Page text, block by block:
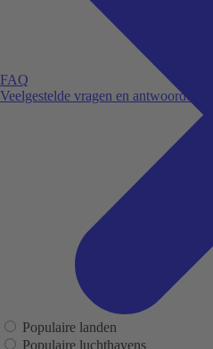
FAQ
Veelgestelde vragen en antwoorden.
Populaire landen
Populaire luchthavens